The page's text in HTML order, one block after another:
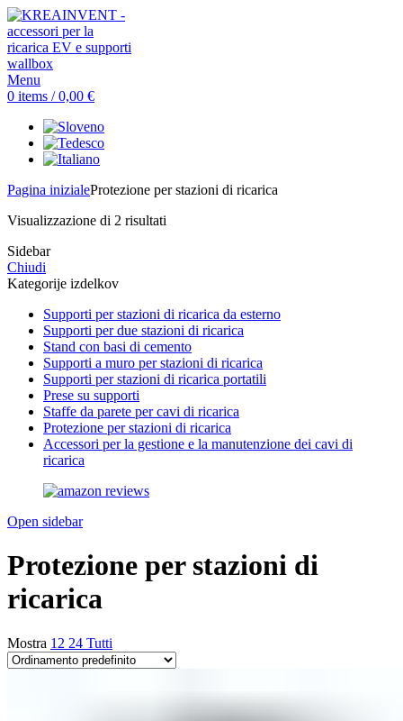
Menu
0 items / 0,00 €
Pagina inizialeProtezione per stazioni di ricarica
Visualizzazione di 2 risultati
Sidebar
Chiudi
Kategorije izdelkov
Supporti per stazioni di ricarica da esterno
Supporti per due stazioni di ricarica
Stand con basi di cemento
Supporti a muro per stazioni di ricarica
Supporti per stazioni di ricarica portatili
Prese su supporti
Staffe da parete per cavi di ricarica
Protezione per stazioni di ricarica
Accessori per la gestione e la manutenzione dei cavi di
ricarica
Open sidebar
Protezione per stazioni di
ricarica
Mostra 12 24 Tutti